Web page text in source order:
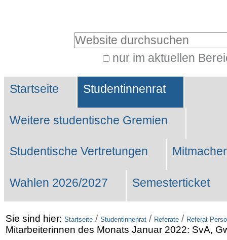
Website durchsuchen
nur im aktuellen
Suche…
Sektionen
Startseite Studentinnenrat
Weitere studentische Gremien
Studentische Vertretungen
Wahlen 2026/2027 Semesterticket
Sie sind hier: Startseite / Studentinnenrat / Referate / Referat
Mitarbeiterinnen des Monats Januar 2022: SvA,